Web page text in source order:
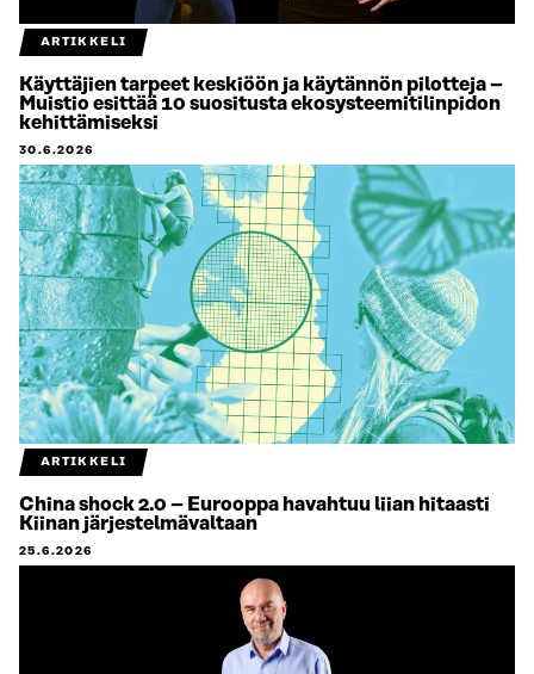
ARTIKKELI
Käyttäjien tarpeet keskiöön ja käytännön pilotteja –
Muistio esittää 10 suositusta ekosysteemitilinpidon
kehittämiseksi
30.6.2026
ARTIKKELI
China shock 2.0 – Eurooppa havahtuu liian hitaasti
Kiinan järjestelmävaltaan
25.6.2026